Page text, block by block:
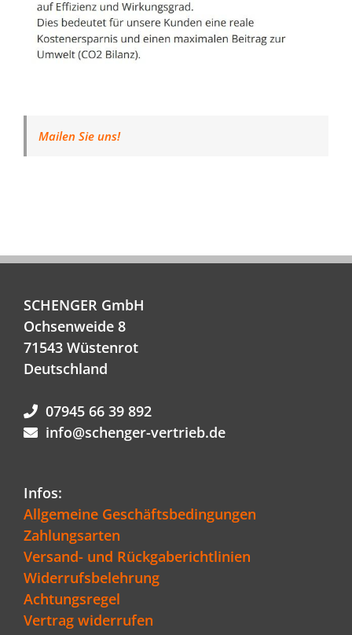
Mailen Sie uns!
SCHENGER GmbH
Ochsenweide 8
71543 Wüstenrot
Deutschland
07945 66 39 892
info@schenger-vertrieb.de
Infos:
Allgemeine Geschäftsbedingungen
Zahlungsarten
Versand- und Rückgaberichtlinien
Widerrufsbelehrung
Achtungsregel
Vertrag widerrufen